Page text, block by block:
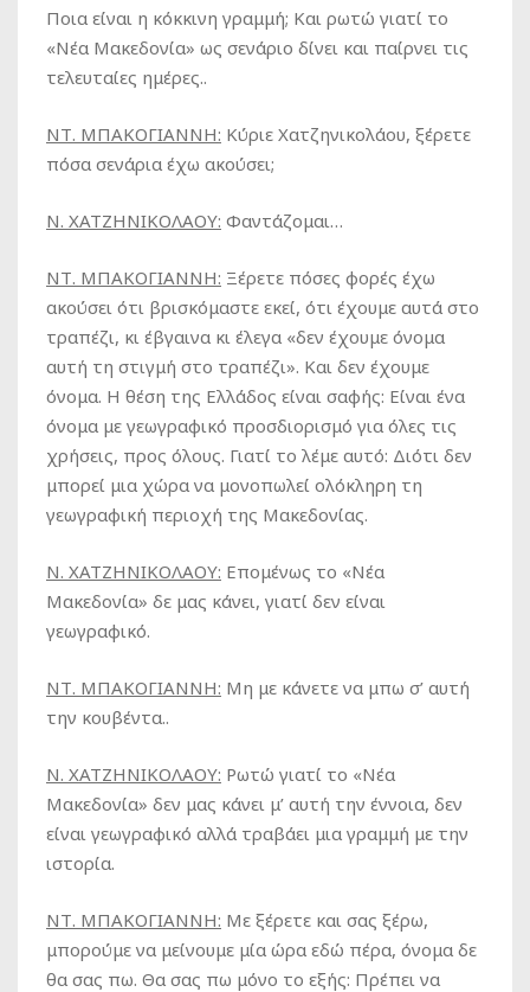
Ποια είναι η κόκκινη γραμμή; Και ρωτώ γιατί το
«Νέα Μακεδονία» ως σενάριο δίνει και παίρνει τις
τελευταίες ημέρες..
ΝΤ. ΜΠΑΚΟΓΙΑΝΝΗ: Κύριε Χατζηνικολάου, ξέρετε
πόσα σενάρια έχω ακούσει;
Ν. ΧΑΤΖΗΝΙΚΟΛΑΟΥ: Φαντάζομαι…
ΝΤ. ΜΠΑΚΟΓΙΑΝΝΗ: Ξέρετε πόσες φορές έχω
ακούσει ότι βρισκόμαστε εκεί, ότι έχουμε αυτά στο
τραπέζι, κι έβγαινα κι έλεγα «δεν έχουμε όνομα
αυτή τη στιγμή στο τραπέζι». Και δεν έχουμε
όνομα. Η θέση της Ελλάδος είναι σαφής: Είναι ένα
όνομα με γεωγραφικό προσδιορισμό για όλες τις
χρήσεις, προς όλους. Γιατί το λέμε αυτό: Διότι δεν
μπορεί μια χώρα να μονοπωλεί ολόκληρη τη
γεωγραφική περιοχή της Μακεδονίας.
Ν. ΧΑΤΖΗΝΙΚΟΛΑΟΥ: Επομένως το «Νέα
Μακεδονία» δε μας κάνει, γιατί δεν είναι
γεωγραφικό.
ΝΤ. ΜΠΑΚΟΓΙΑΝΝΗ: Μη με κάνετε να μπω σ’ αυτή
την κουβέντα..
Ν. ΧΑΤΖΗΝΙΚΟΛΑΟΥ: Ρωτώ γιατί το «Νέα
Μακεδονία» δεν μας κάνει μ’ αυτή την έννοια, δεν
είναι γεωγραφικό αλλά τραβάει μια γραμμή με την
ιστορία.
ΝΤ. ΜΠΑΚΟΓΙΑΝΝΗ: Με ξέρετε και σας ξέρω,
μπορούμε να μείνουμε μία ώρα εδώ πέρα, όνομα δε
θα σας πω. Θα σας πω μόνο το εξής: Πρέπει να